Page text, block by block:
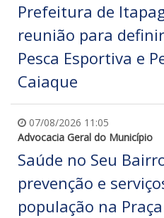
Prefeitura de
reunião para
Pesca Esportiva e
Caiaque
07/08/2026 11:05
Advocacia Geral do Município
Saúde no Seu
prevenção e
população na